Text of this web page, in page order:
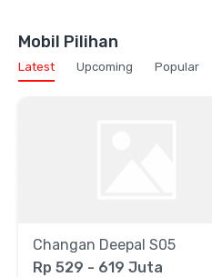
Mobil Pilihan
Latest Upcoming Popular
Changan Deepal S05
Rp 529 - 619 Juta